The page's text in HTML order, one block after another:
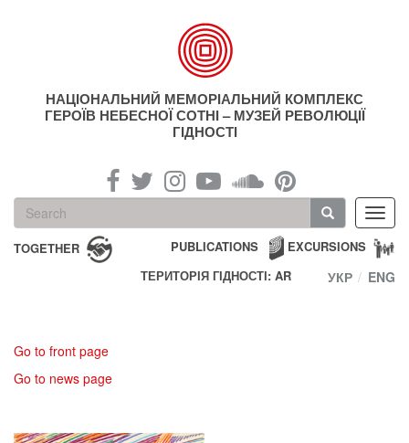
НАЦІОНАЛЬНИЙ МЕМОРІАЛЬНИЙ КОМПЛЕКС
ГЕРОЇВ НЕБЕСНОЇ СОТНІ – МУЗЕЙ РЕВОЛЮЦІЇ
ГІДНОСТІ
Search
form
Search
TOGETHER EXCURSIONS
PUBLICATIONS
ТЕРИТОРІЯ ГІДНОСТІ: AR
УКР ENG
Go to front page
Go to news page